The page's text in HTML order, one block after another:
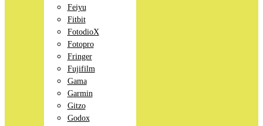
Feiyu
Fitbit
FotodioX
Fotopro
Fringer
Fujifilm
Gama
Garmin
Gitzo
Godox